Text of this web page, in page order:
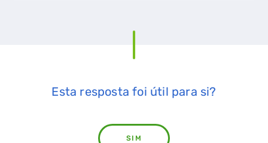
Esta resposta foi útil para si?
SIM